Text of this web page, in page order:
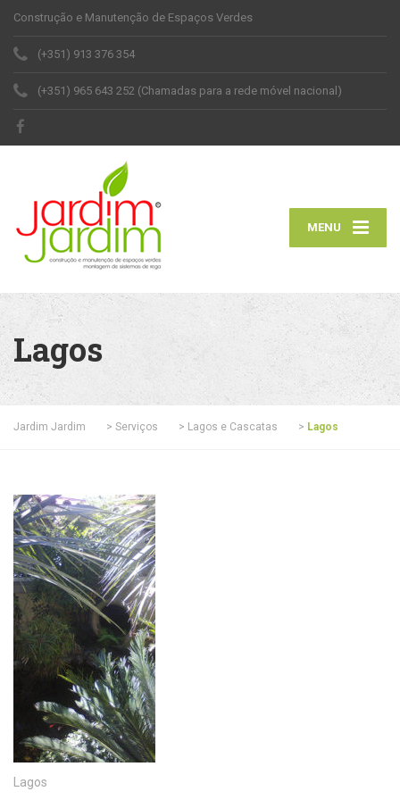
Construção e Manutenção de Espaços Verdes
(+351) 913 376 354
(+351) 965 643 252 (Chamadas para a rede móvel nacional)
MENU
Lagos
Jardim Jardim > Serviços > Lagos e Cascatas > Lagos
Lagos